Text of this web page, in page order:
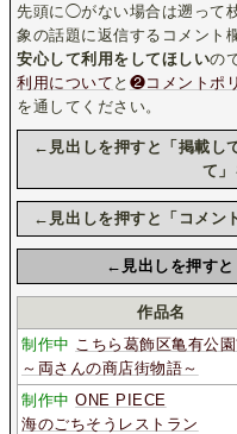
先頭に◯がない場合は遡って
象の話題に返信するコメント
安心して利用をしてほしいの
利用について と ❷コメントポ
を通してください。
←見出しを押すと「掲載し
て
←見出しを押すと「コメン
←見出しを押す
作品名
制作中 こちら葛飾区亀有公
～両さんの商店街物語～
制作中 ONE PIECE
海のごちそうレストラン